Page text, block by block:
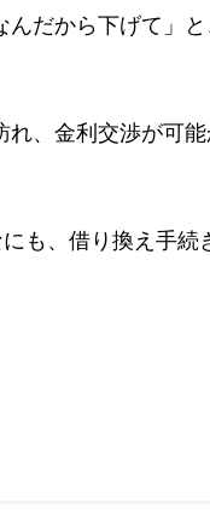
だから下げて」と
れ、金利交渉が可
も、借り換え手続